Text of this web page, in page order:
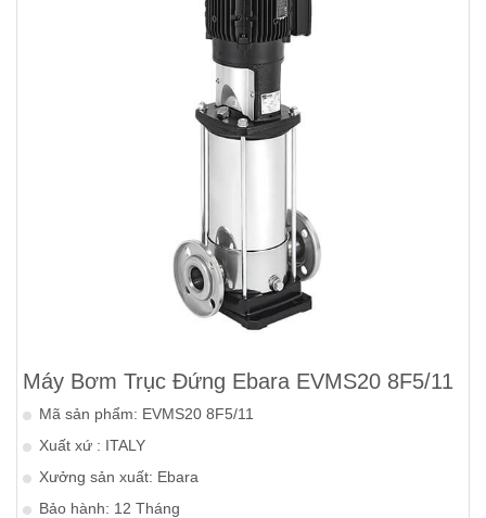
Máy Bơm Trục Đứng Ebara EVMS20 8F5/11
Mã sản phẩm: EVMS20 8F5/11
Xuất xứ : ITALY
Xưởng sản xuất: Ebara
Bảo hành: 12 Tháng